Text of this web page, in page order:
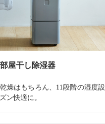
部屋干し除湿器
燥はもちろん、11段階の湿度設
ン快適に。